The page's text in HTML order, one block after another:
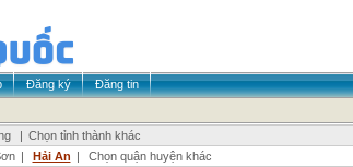
Đăng ký
Đăng tin
| Chọn tỉnh thành khác
| Hải An |
Chọn quận huyện khác